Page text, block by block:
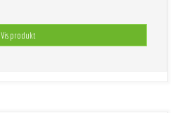
Vis produkt